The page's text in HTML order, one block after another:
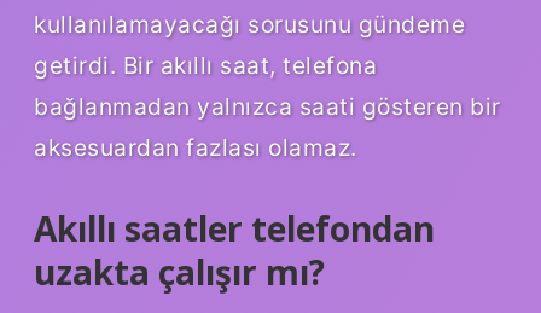
kullanılamayacağı sorusunu gündeme
getirdi. Bir akıllı saat, telefona
bağlanmadan yalnızca saati gösteren bir
aksesuardan fazlası olamaz.
Akıllı saatler telefondan
uzakta çalışır mı?